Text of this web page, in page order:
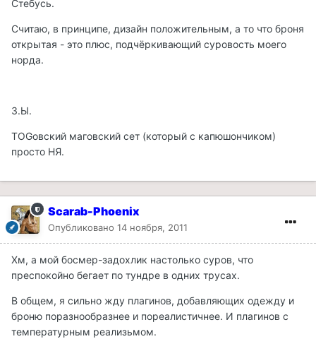
Стебусь.
Считаю, в принципе, дизайн положительным, а то что броня
открытая - это плюс, подчёркивающий суровость моего
норда.
З.Ы.
TOGовский маговский сет (который с капюшончиком)
просто НЯ.
Scarab-Phoenix
Опубликовано 14 ноября, 2011
Хм, а мой босмер-задохлик настолько суров, что
преспокойно бегает по тундре в одних трусах.
В общем, я сильно жду плагинов, добавляющих одежду и
броню поразнообразнее и пореалистичнее. И плагинов с
температурным реализьмом.